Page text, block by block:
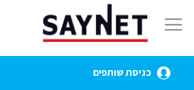
to
Content
כניסת שותפים